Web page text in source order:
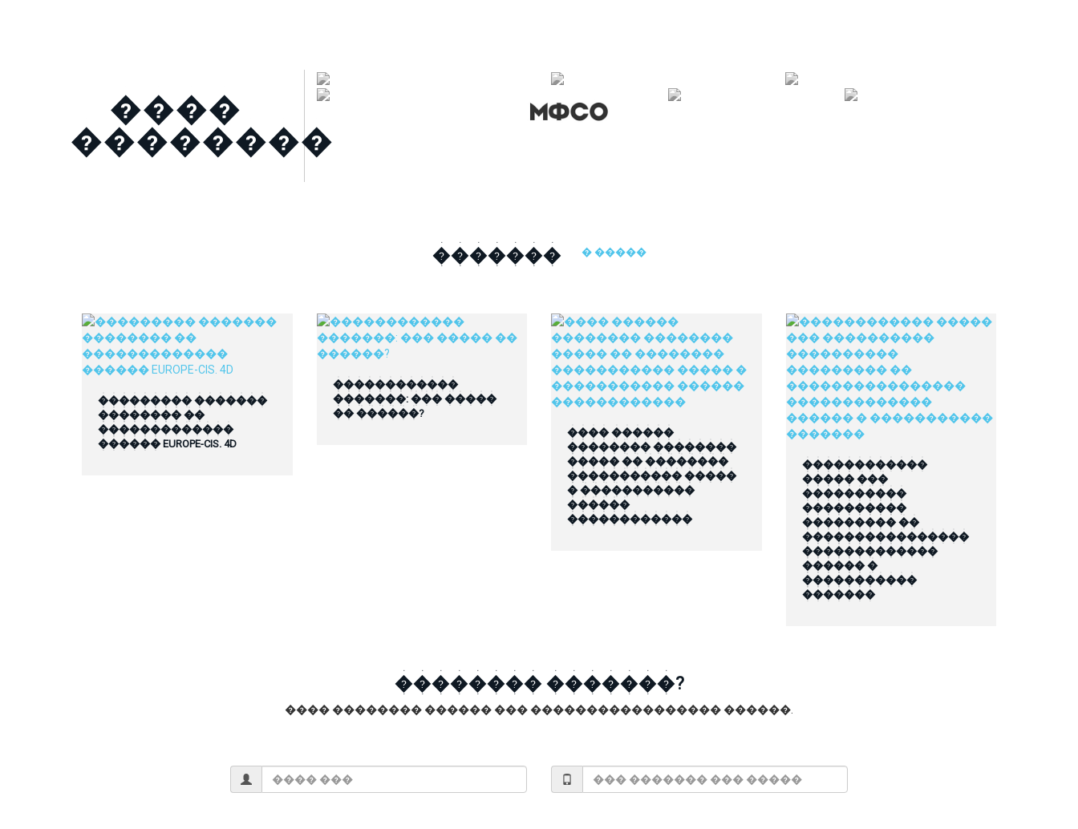
����
��������
������� � �����
��������� �������
�������� ��
�������������
������ EUROPE-CIS. 4D
������������
�������: ��� �����
�� ������?
���� ������
�������� ��������
����� �� ��������
����������� �����
� �����������
������
������������
������������
����� ���
����������
����������
��������� ��
����������������
�������������
������ �
�����������
�������
�������� �������?
���� �������� ������ ��� ����������������� ������.